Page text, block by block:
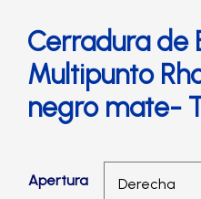
Cerrojos
Cierrapuertas
Cerradura de
Multipunto
negro mate-
Apertura